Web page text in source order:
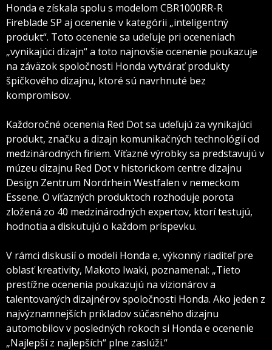
Honda e získala spolu s modelom CBR1000RR-R
Fireblade SP aj ocenenie v kategórii „inteligentný
produkt“. Toto ocenenie sa udeľuje pri oceneniach
„vynikajúci dizajn“ a toto najnovšie ocenenie poukazuje
na záväzok spoločnosti Honda vytvárať produkty
špičkového dizajnu, ktoré sú navrhnuté bez
kompromisov.
Každoročné ocenenia Red Dot sa udeľujú za vynikajúci
produkt, značku a dizajn komunikačných technológií od
medzinárodných firiem. Víťazné výrobky sa predstavujú v
múzeu dizajnu Red Dot v historickom centre dizajnu
Design Zentrum Nordrhein Westfalen v nemeckom
Essene. O víťazných produktoch rozhoduje porota
zložená zo 40 medzinárodných expertov, ktorí testujú,
hodnotia a diskutujú o každom príspevku.
V rámci diskusií o modeli Honda e, výkonný riaditeľ pre
oblasť kreativity, Makoto Iwaki, poznamenal: „Tieto
prestížne ocenenia poukazujú na vizionárov a
talentovaných dizajnérov spoločnosti Honda. Ako jeden z
najvýznamnejších príkladov súčasného dizajnu
automobilov v posledných rokoch si Honda e ocenenie
„Najlepší z najlepších“ plne zaslúži.“